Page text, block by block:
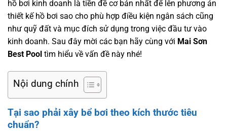
hồ bơi kinh doanh là tiền đề cơ bản nhất để lên phương án
thiết kế hồ bơi sao cho phù hợp điều kiện ngân sách cũng
như quỹ đất và mục đích sử dụng trong việc đầu tư vào
kinh doanh. Sau đây mời các bạn hãy cùng với Mai Sơn
Best Pool tìm hiểu về vấn đề này nhé!
Nội dung chính
Tại sao phải xây bể bơi theo kích thước tiêu
chuẩn?